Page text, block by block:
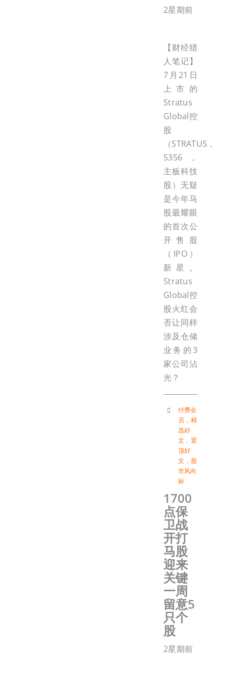
2星期前
【财经猎
人笔记】
7月21日
上市的
Stratus
Global控
股
（STRATUS，
5356，
主板科技
股）无疑
是今年马
股最耀眼
的首次公
开售股
（IPO）
新星。
Stratus
Global控
股火红会
否让同样
涉及仓储
业务的3
家公司沾
光？
付费会
员 ， 精
选好
文 ， 置
顶好
文 ， 股
市风向
标
1700
点保
卫战
开打
马股
迎来
关键
一周
留意5
只个
股
2星期前